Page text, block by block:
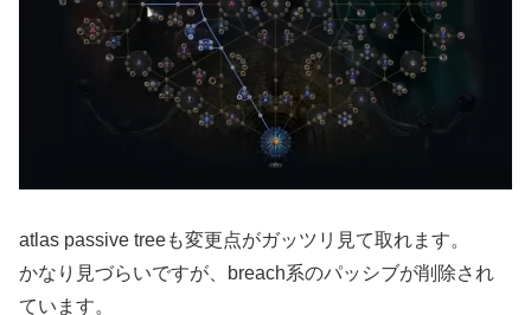
atlas passive treeも変更点がガッツリ見て取れます。
かなり見づらいですが、breach系のパッシブが削除され
ています。